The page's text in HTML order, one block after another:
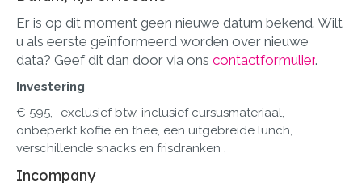
Er is op dit moment geen nieuwe datum bekend. Wilt
u als eerste geïnformeerd worden over nieuwe
data? Geef dit dan door via ons contactformulier.
Investering
€ 595,- exclusief btw, inclusief cursusmateriaal,
onbeperkt koffie en thee, een uitgebreide lunch,
verschillende snacks en frisdranken .
Incompany